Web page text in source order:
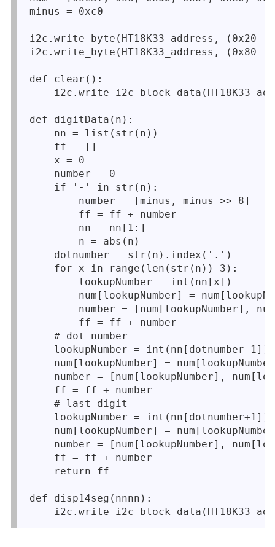
minus = 0xc0
i2c.write_byte(HT18K33_address, (0x20
i2c.write_byte(HT18K33_address, (0x80
def clear():
def digitData(n):
    nn = list(str(n))
    ff = []
    x = 0
    number = 0
    if '-' in str(n):
        number = [minus, minus >> 8]
        ff = ff + number
        nn = nn[1:]
        n = abs(n)
    dotnumber = str(n).index('.')
    for x in range(len(str(n))-3):
        lookupNumber = int(nn[x])
num[lookupNumber] =
number = [num[lookupNumber],
        ff = ff + number
    # dot number
    lookupNumber = int(nn[dotnumber-1])
num[lookupNumber] =
number = [num[lookupNumber],
    ff = ff + number
    # last digit
    lookupNumber = int(nn[dotnumber+1])
num[lookupNumber] =
number = [num[lookupNumber],
    ff = ff + number
    return ff
def disp14seg(nnnn):